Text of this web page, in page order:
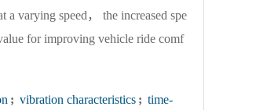
a varying speed， the increased spe
for improving vehicle ride comf
; vibration characteristics ; time-